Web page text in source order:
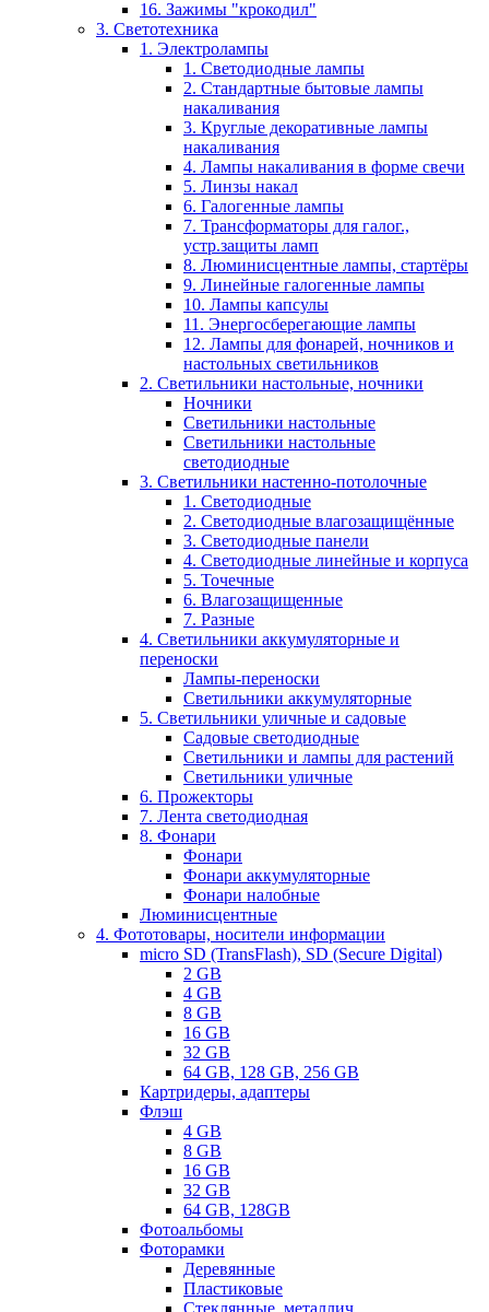
16. Зажимы "крокодил"
3. Светотехника
1. Электролампы
1. Светодиодные лампы
2. Стандартные бытовые лампы
накаливания
3. Круглые декоративные лампы
накаливания
4. Лампы накаливания в форме свечи
5. Линзы накал
6. Галогенные лампы
7. Трансформаторы для галог.,
устр.защиты ламп
8. Люминисцентные лампы, стартёры
9. Линейные галогенные лампы
10. Лампы капсулы
11. Энергосберегающие лампы
12. Лампы для фонарей, ночников и
настольных светильников
2. Светильники настольные, ночники
Ночники
Светильники настольные
Светильники настольные
светодиодные
3. Светильники настенно-потолочные
1. Светодиодные
2. Светодиодные влагозащищённые
3. Светодиодные панели
4. Светодиодные линейные и корпуса
5. Точечные
6. Влагозащищенные
7. Разные
4. Светильники аккумуляторные и
переноски
Лампы-переноски
Светильники аккумуляторные
5. Светильники уличные и садовые
Садовые светодиодные
Светильники и лампы для растений
Светильники уличные
6. Прожекторы
7. Лента светодиодная
8. Фонари
Фонари
Фонари аккумуляторные
Фонари налобные
Люминисцентные
4. Фототовары, носители информации
micro SD (TransFlash), SD (Secure Digital)
2 GB
4 GB
8 GB
16 GB
32 GB
64 GB, 128 GB, 256 GB
Картридеры, адаптеры
Флэш
4 GB
8 GB
16 GB
32 GB
64 GB, 128GB
Фотоальбомы
Фоторамки
Деревянные
Пластиковые
Стеклянные, металлич.